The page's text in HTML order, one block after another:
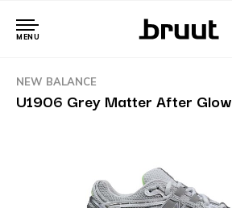
MENU
NEW BALANCE
U1906 Grey Matter After Glow